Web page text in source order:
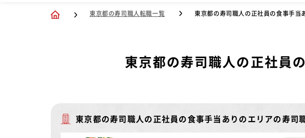
東京都の寿司職人転職一覧 東京都の寿司職人の正社員の食事手当
東京都の寿司職人の正社員
東京都の寿司職人の正社員の食事手当ありのエリアの寿司